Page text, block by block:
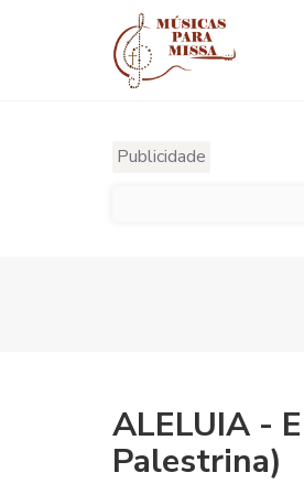
Publicidade
ALELUIA -
Palestrina)